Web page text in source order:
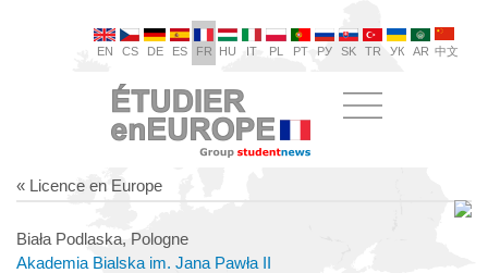
EN CS DE ES FR HU IT PL PT РУ SK TR УК AR 中文
« Licence en Europe
Biała Podlaska, Pologne
Akademia Bialska im. Jana Pawła II